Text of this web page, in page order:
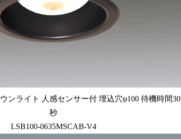
ンライト 人感センサー付 埋込穴φ100 待機時間30
秒
LSB100-0635MSCAB-V4